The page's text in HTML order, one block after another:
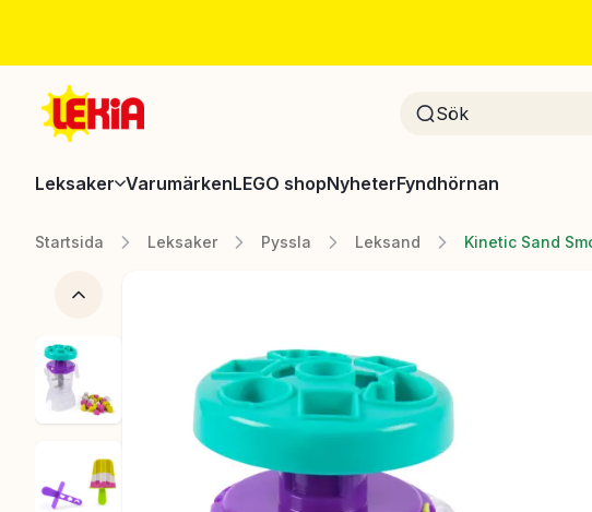
Leksaker VarumärkenLEGO shopNyheterFyndhörnan
Startsida Leksaker Pyssla Leksand Kinetic Sand